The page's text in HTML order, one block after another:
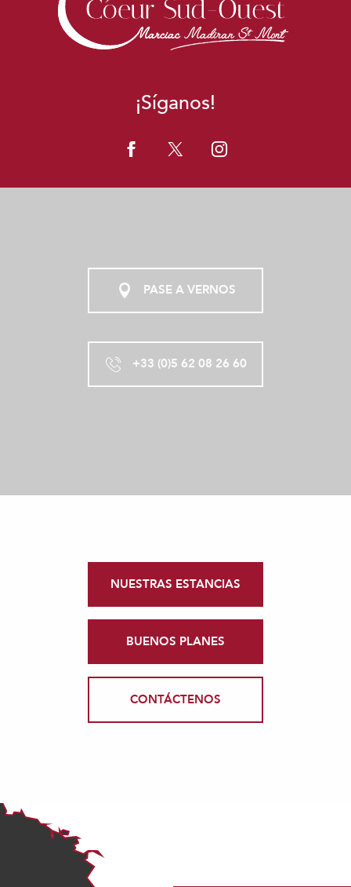
¡Síganos!
PASE A VERNOS
+33 (0)5 62 08 26 60
NUESTRAS ESTANCIAS
BUENOS PLANES
CONTÁCTENOS